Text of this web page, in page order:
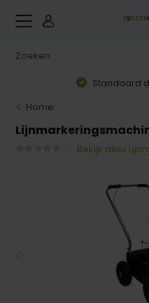
Standaard
Home
Bekijk alles